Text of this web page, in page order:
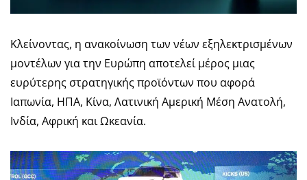
Κλείνοντας, η ανακοίνωση των νέων εξηλεκτρισμένων
μοντέλων για την Ευρώπη αποτελεί μέρος μιας
ευρύτερης στρατηγικής προϊόντων που αφορά
Ιαπωνία, ΗΠΑ, Κίνα, Λατινική Αμερική Μέση Ανατολή,
Ινδία, Αφρική και Ωκεανία.